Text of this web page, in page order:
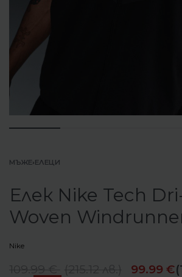
МЪЖЕ›ЕЛЕЦИ
Елек Nike Tech
Woven
Nike
99.99 €